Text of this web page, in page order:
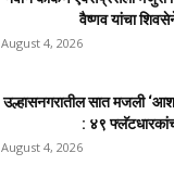
वैष्णव यांचा
August 4, 2026
उल्हासनगरातील सात मजली
: ४९
August 4, 2026